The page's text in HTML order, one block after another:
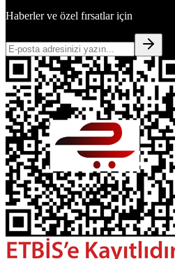
Haberler ve özel fırsatlar için